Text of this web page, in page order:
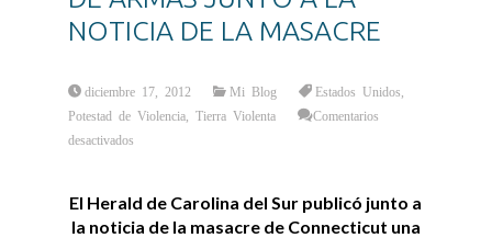
NOTICIA DE LA MASACRE
diciembre 17, 2012 Mi Blog Estados Unidos
Potestad de Violencia ,Tierra Violenta
Comentarios
desactivados
UNA
PUBLICIDAD
DE
El Herald de Carolina del Sur publicó junto a
la noticia de la masacre de Connecticut una